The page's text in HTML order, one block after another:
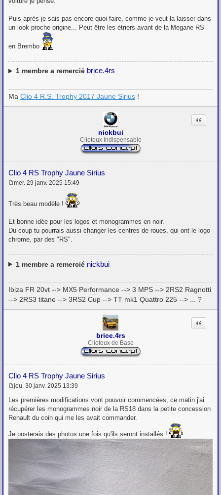
Puis après je sais pas encore quoi faire, comme je veut la laisser dans
un look proche origine... Peut être les étriers avant de la Megane RS
en Brembo
1membre a remercié brice.4rs
Ma Clio 4 R.S. Trophy 2017 Jaune Sirius !
nickbui
Clioteux Indispensable
Clio 4 RS Trophy Jaune Sirius
Citation
s
g
e
mer. 29 janv. 2025 15:49
Très beau modèle !
Et bonne idée pour les logos et monogrammes en noir.
Du coup tu pourrais aussi changer les centres de roues, qui ont le logo
chrome, par des "RS".
1membre a remercié nickbui
Ibiza FR 20vt --> MX5 Performance --> 3 MPS --> 2RS2 Ragnotti
--> 2RS3 titane --> 3RS2 Cup --> TT mk1 Quattro 225 --> ... ?
brice.4rs
Clioteux de Base
Clio 4 RS Trophy Jaune Sirius
Citation
e
s
a
e
jeu. 30 janv. 2025 13:39
Les premières modifications vont pouvoir commencées, ce matin j'ai
récupérer les monogrammes noir de la RS18 dans la petite concession
Renault du coin qui me les avait commander.
Je posterais des photos une fois qu'ils seront installés !